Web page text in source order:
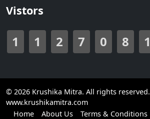
Vistors
1 1 2 7 0 8 1
© 2026 Krushika Mitra. All rights reserved.
www.krushikamitra.com
Home
About Us Terms & Conditions